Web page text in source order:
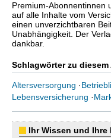
Premium-Abonnentinnen
auf alle Inhalte vom
einen unverzichtbaren
Unabhängigkeit. Der
dankbar.
Schlagwörter zu diesem
Altersversorgung ·
Lebensversicherung ·
Ihr Wissen und